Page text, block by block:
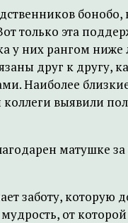
бонобо,
только эта
у них рангом
друг к другу,
Наиболее
выявили
матушке
заботу,
от